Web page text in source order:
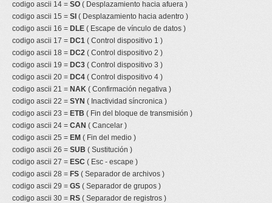
codigo ascii 14 = SO ( Desplazamiento hacia afuera )
codigo ascii 15 = SI ( Desplazamiento hacia adentro )
codigo ascii 16 = DLE ( Escape de vínculo de datos )
codigo ascii 17 = DC1 ( Control dispositivo 1 )
codigo ascii 18 = DC2 ( Control dispositivo 2 )
codigo ascii 19 = DC3 ( Control dispositivo 3 )
codigo ascii 20 = DC4 ( Control dispositivo 4 )
codigo ascii 21 = NAK ( Confirmación negativa )
codigo ascii 22 = SYN ( Inactividad síncronica )
codigo ascii 23 = ETB ( Fin del bloque de transmisión )
codigo ascii 24 = CAN ( Cancelar )
codigo ascii 25 = EM ( Fin del medio )
codigo ascii 26 = SUB ( Sustitución )
codigo ascii 27 = ESC ( Esc - escape )
codigo ascii 28 = FS ( Separador de archivos )
codigo ascii 29 = GS ( Separador de grupos )
codigo ascii 30 = RS ( Separador de registros )